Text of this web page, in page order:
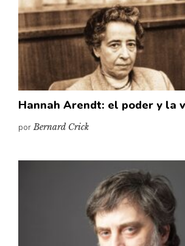
Hannah Arendt: el poder y la
porBernard Crick